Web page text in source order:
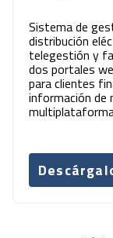
Sistema de
distribución
telegestión y
dos portales
para clientes
información de